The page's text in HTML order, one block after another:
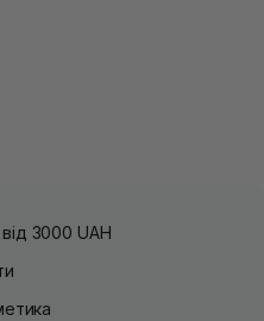
3000 UAH